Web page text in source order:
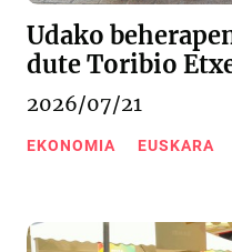
Udako
dute Toribio
2026/07/21
EKONOMIA EUSKARA